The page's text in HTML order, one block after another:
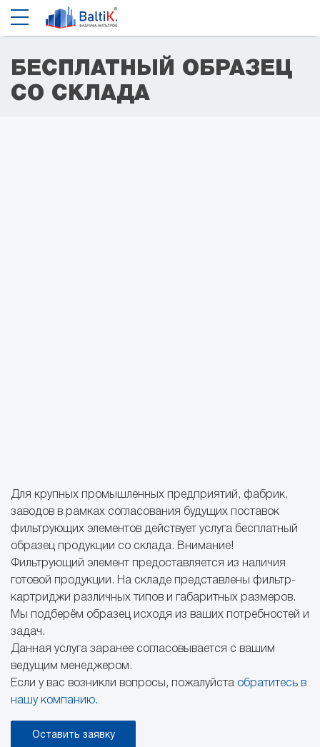
БЕСПЛАТНЫЙ ОБРАЗЕЦ
СО СКЛАДА
Для крупных промышленных предприятий, фабрик,
заводов в рамках согласования будущих поставок
фильтрующих элементов действует услуга бесплатный
образец продукции со склада. Внимание!
Фильтрующий элемент предоставляется из наличия
готовой продукции. На складе представлены фильтр-
картриджи различных типов и габаритных размеров.
Мы подберём образец исходя из ваших потребностей и
задач.
Данная услуга заранее согласовывается с вашим
ведущим менеджером.
Если у вас возникли вопросы, пожалуйста обратитесь в
нашу компанию.
Оставить заявку